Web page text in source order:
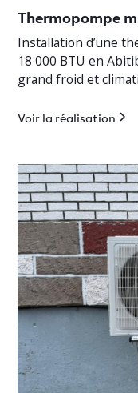
Thermopompe
Installation d’une
18 000 BTU en
grand froid et
Voir la réalisation